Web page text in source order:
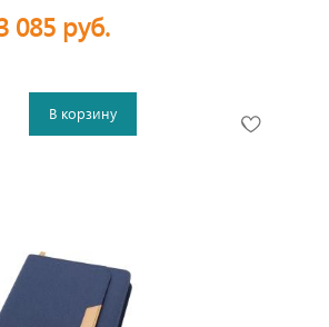
085 руб.
В корзину